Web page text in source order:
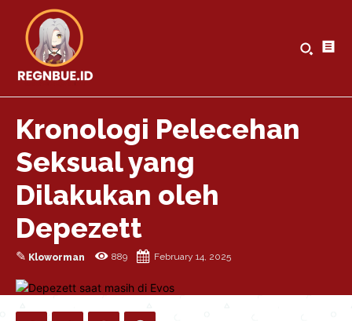
Kronologi Pelecehan
Seksual yang
Dilakukan oleh
Depezett
✎ Kloworman 889 February 14, 2025